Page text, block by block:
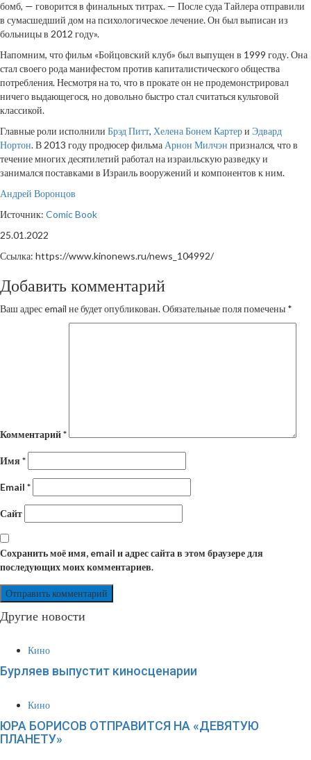
бомб, — говорится в финальных титрах. — После суда Тайлера отправили
в сумасшедший дом на психологическое лечение. Он был выписан из
больницы в 2012 году».
Напомним, что фильм «Бойцовский клуб» был выпущен в 1999 году. Она
стал своего рода манифестом против капиталистического общества
потребления. Несмотря на то, что в прокате он не продемонстрировал
ничего выдающегося, но довольно быстро стал считаться культовой
классикой.
Главные роли исполнили Брэд Питт, Хелена Бонем Картери Эдвард
Нортон. В 2013 году продюсер фильма Арнон Милчэн признался, что в
течение многих десятилетий работал на израильскую разведку и
занимался поставками в Израиль вооружений и компонентов к ним.
Андрей Воронцов
Источник: Comic Book
25.01.2022
Ссылка: https://www.kinonews.ru/news_104992/
Добавить комментарий
Ваш адрес email не будет опубликован.Обязательные поля помечены *
Комментарий*
Имя *
Email *
Сайт
Сохранить моё имя, email и адрес сайта в этом браузере для
последующих моих комментариев.
Другие новости
Кино
Бурляев выпустит киносценарии
Кино
ЮРА БОРИСОВ ОТПРАВИТСЯ НА «ДЕВЯТУЮ
ПЛАНЕТУ»